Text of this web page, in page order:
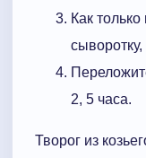
Как
2, 5 часа.
Творог из